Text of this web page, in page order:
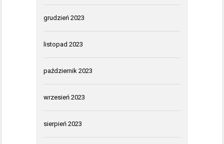
grudzień 2023
listopad 2023
październik 2023
wrzesień 2023
sierpień 2023